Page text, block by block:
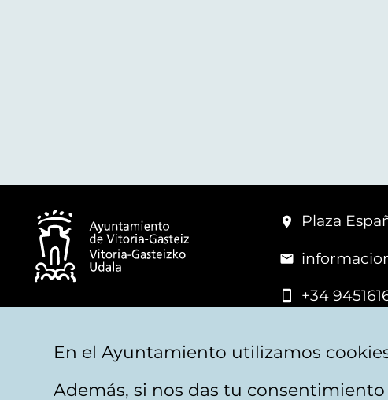
Plaza
+34
En el Ayuntamiento utilizamos
Además, si nos das tu